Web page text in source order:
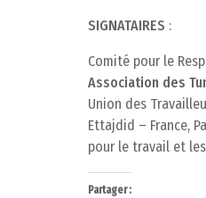
SIGNATAIRES :
Comité pour le
Association des
Union des
Ettajdid – France,
pour le travail et
Partager :